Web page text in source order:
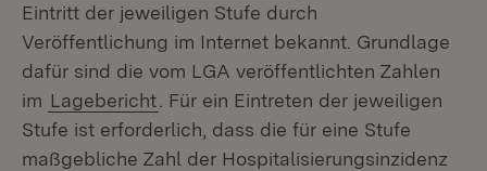
Eintritt der jeweiligen Stufe durch
Veröffentlichung im Internet bekannt. Grundlage
dafür sind die vom LGA veröffentlichten Zahlen
im Lagebericht . Für ein Eintreten der jeweiligen
Stufe ist erforderlich, dass die für eine Stufe
maßgebliche Zahl der Hospitalisierungsinzidenz